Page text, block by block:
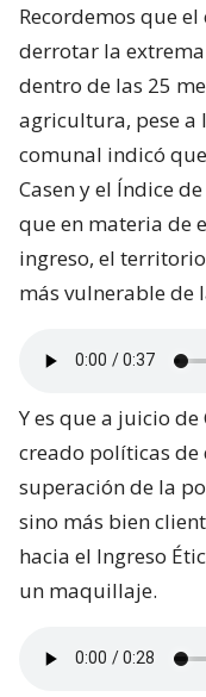
Recordemos que
derrotar la
dentro de las 25
agricultura, pese
comunal indicó
Casen y el Índice
que en materia de
ingreso, el
más vulnerable de
Y es que a juicio
creado políticas
superación de la
sino más bien
hacia el Ingreso
un maquillaje.